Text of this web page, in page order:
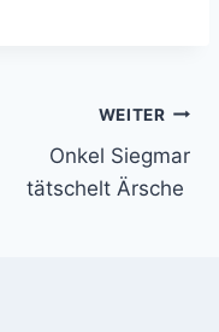
WEITER
Onkel Siegmar
tätschelt Ärsche